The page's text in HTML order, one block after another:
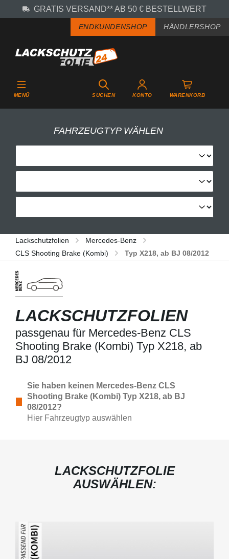
Zum Hauptinhalt springen
GRATIS VERSAND** AB 50 € BESTELLWERT
ENDKUNDENSHOP HÄNDLERSHOP
MENÜ SUCHEN KONTO WARENKORB
FAHRZEUGTYP WÄHLEN
Lackschutzfolien
Mercedes-Benz
CLS Shooting Brake (Kombi)
Typ X218, ab BJ 08/2012
LACKSCHUTZFOLIEN
passgenau für Mercedes-Benz CLS
Shooting Brake (Kombi) Typ X218, ab
BJ 08/2012
Sie haben keinen Mercedes-Benz CLS
Shooting Brake (Kombi) Typ X218, ab BJ
08/2012?
Hier Fahrzeugtyp auswählen
LACKSCHUTZFOLIE
AUSWÄHLEN: